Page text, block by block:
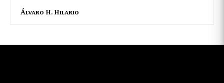
Álvaro H. Hilario